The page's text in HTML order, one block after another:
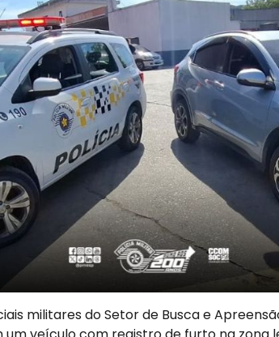
militares do Setor de Busca e